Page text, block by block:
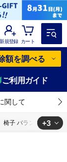
新規登録 カート
額を調べる
ご利用ガイド
関して
椅子 バランスイージー
+3